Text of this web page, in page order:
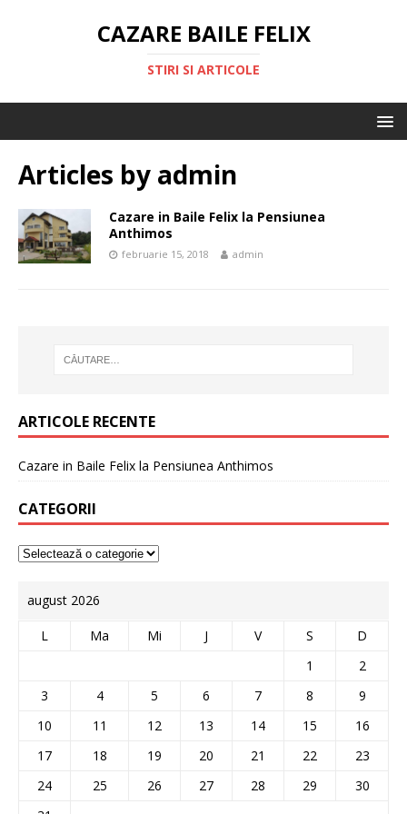
CAZARE BAILE FELIX
STIRI SI ARTICOLE
Articles by admin
Cazare in Baile Felix la Pensiunea
Anthimos
februarie 15, 2018 admin
ARTICOLE RECENTE
Cazare in Baile Felix la Pensiunea Anthimos
CATEGORII
august 2026
L Ma Mi J V S
D
1
2
3
4 5 6 7 8
9
10
11 12 13 14 15
16
17
18 19 20 21 22
23
24
25 26 27 28 29
30